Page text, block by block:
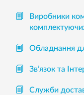
Виробники
Обладнання
Зв’язок та
Служби